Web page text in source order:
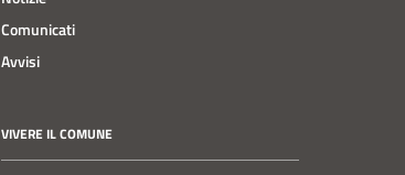
Comunicati
Avvisi
VIVERE IL COMUNE